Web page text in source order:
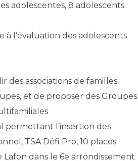
adolescentes, 8 adolescents
à l’évaluation des adolescents
des associations de familles
et de proposer des Groupes
permettant l’insertion des
TSA Défi Pro, 10 places
dans le 6e arrondissement